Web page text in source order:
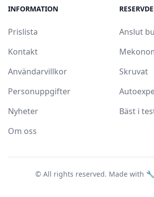
INFORMATION
Prislista
Kontakt
Användarvillkor
Personuppgifter
Nyheter
Om oss
Anslut
Skruvat
Bäst i
© All rights reserved. Made with